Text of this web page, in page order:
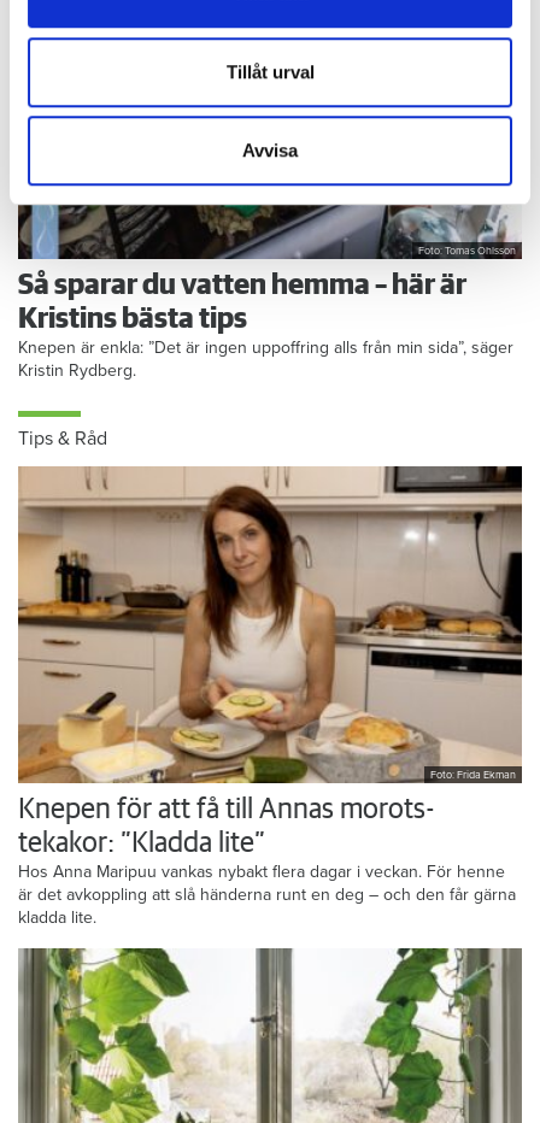
annons- och analysföretag som vi samarbetar med.
Dessa kan i sin tur kombinera informationen med annan
samlat in när du har använt deras tjänster.
Tillåt urval
Avvisa
Foto: Tomas Ohlsson
Så sparar du vatten hemma – här är
Kristins bästa tips
Knepen är enkla: ”Det är ingen uppoffring alls från min sida”, säger
Kristin Rydberg.
Tips & Råd
Foto: Frida Ekman
Knepen för att få till Annas morots-
tekakor: ”Kladda lite”
Hos Anna Maripuu vankas nybakt flera dagar i veckan. För henne
är det avkoppling att slå händerna runt en deg – och den får gärna
kladda lite.